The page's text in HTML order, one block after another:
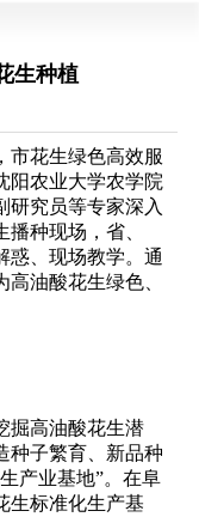
生种植
花生绿色高效服
阳农业大学农学院
研究员等专家深入
种现场，省、
惑、现场教学。通
油酸花生绿色、
高油酸花生潜
种子繁育、新品种
产业基地”。在阜
生标准化生产基